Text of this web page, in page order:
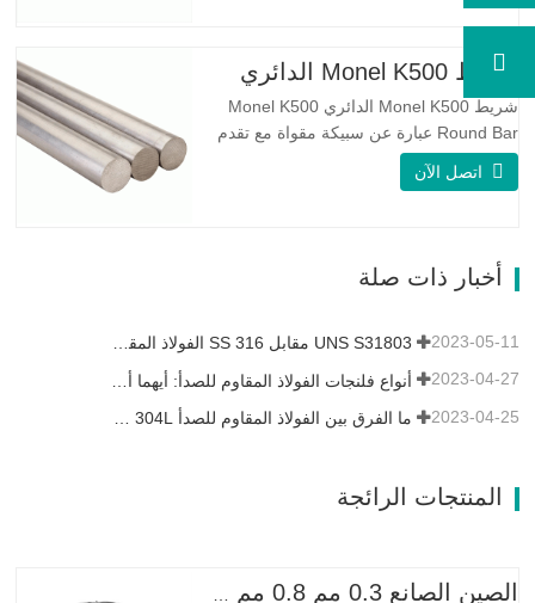
شريط Monel K500 الدائري
شريط Monel K500 الدائري Monel K500
Round Bar عبارة عن سبيكة مقواة مع تقدم
العمر ، ويتكون تركيبتها الأساسية من عناصر
مثل النيكل والنحاس. الذي يجمع بين مقاومة
خصائص مقاومة ممتازة للتآكل. هذه الخصائص
تشبه Monel 400.…
اتصل الآن
أخبار ذات صلة
UNS S31803 مقابل SS 316 الفولاذ المقاوم للصدأ - ما هو الفرق 2023-05-11
2023-04-27
2023-04-25
المنتجات الرائجة